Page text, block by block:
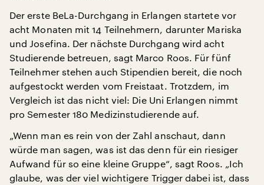
Der erste BeLa-Durchgang in Erlangen startete vor
acht Monaten mit 14 Teilnehmern, darunter Mariska
und Josefina. Der nächste Durchgang wird acht
Studierende betreuen, sagt Marco Roos. Für fünf
Teilnehmer stehen auch Stipendien bereit, die noch
aufgestockt werden vom Freistaat. Trotzdem, im
Vergleich ist das nicht viel: Die Uni Erlangen nimmt
pro Semester 180 Medizinstudierende auf.
„Wenn man es rein von der Zahl anschaut, dann
würde man sagen, was ist das denn für ein riesiger
Aufwand für so eine kleine Gruppe“, sagt Roos. „Ich
glaube, was der viel wichtigere Trigger dabei ist, dass